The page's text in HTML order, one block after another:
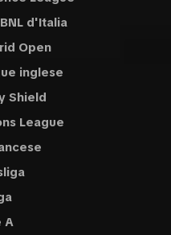
d'Italia
Open
inglese
Shield
League
A